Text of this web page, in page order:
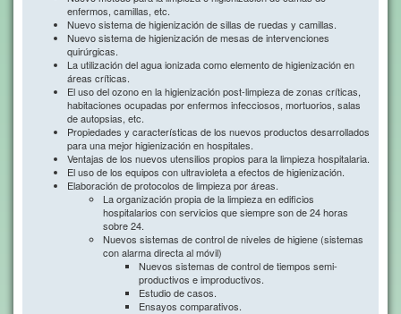
enfermos, camillas, etc.
Nuevo sistema de higienización de sillas de ruedas y camillas.
Nuevo sistema de higienización de mesas de intervenciones
quirúrgicas.
La utilización del agua ionizada como elemento de higienización en
áreas críticas.
El uso del ozono en la higienización post-limpieza de zonas críticas,
habitaciones ocupadas por enfermos infecciosos, mortuorios, salas
de autopsias, etc.
Propiedades y características de los nuevos productos desarrollados
para una mejor higienización en hospitales.
Ventajas de los nuevos utensilios propios para la limpieza hospitalaria.
El uso de los equipos con ultravioleta a efectos de higienización.
Elaboración de protocolos de limpieza por áreas.
La organización propia de la limpieza en edificios
hospitalarios con servicios que siempre son de 24 horas
sobre 24.
Nuevos sistemas de control de niveles de higiene (sistemas
con alarma directa al móvil)
Nuevos sistemas de control de tiempos semi-
productivos e improductivos.
Estudio de casos.
Ensayos comparativos.